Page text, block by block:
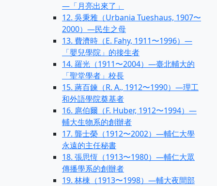
—「月亮出來了」
12. 吳秉雅（Urbania Tueshaus, 1907〜
2000）—民生之母
13. 費濟時（E. Fahy, 1911〜1996）—
「嬰兒學院」的接生者
14. 羅光（1911〜2004）—臺北輔大的
「聖堂學者」校長
15. 蔣百鍊（R. A., 1912〜1990）—理工
和外語學院奠基者
16. 扈伯爾（F. Huber, 1912〜1994）—
輔大生物系的創辦者
17. 龔士榮（1912〜2002）—輔仁大學
永遠的主任秘書
18. 張思恆（1913〜1980）—輔仁大眾
傳播學系的創辦者
19. 林棟（1913〜1998）—輔大夜間部